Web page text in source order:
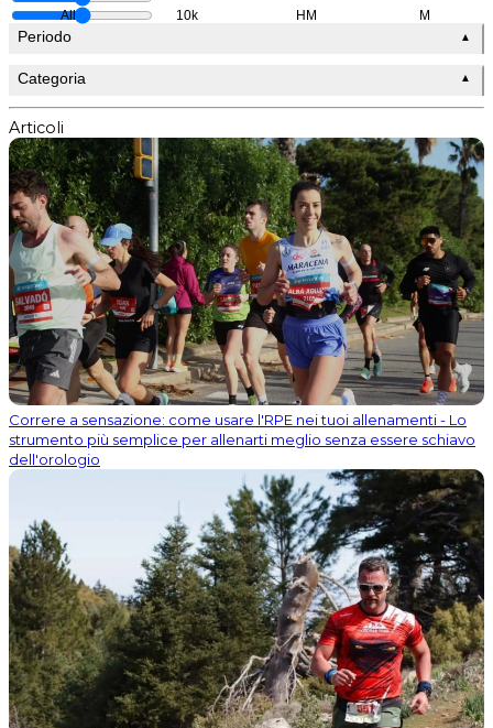
All 10k HM M
Periodo ▲
Categoria ▲
Articoli
Correre a sensazione: come usare l'RPE nei tuoi allenamenti - Lo
strumento più semplice per allenarti meglio senza essere schiavo
dell'orologio